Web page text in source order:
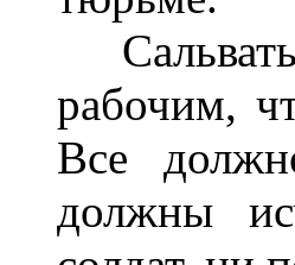
рабочим,
Все
должны